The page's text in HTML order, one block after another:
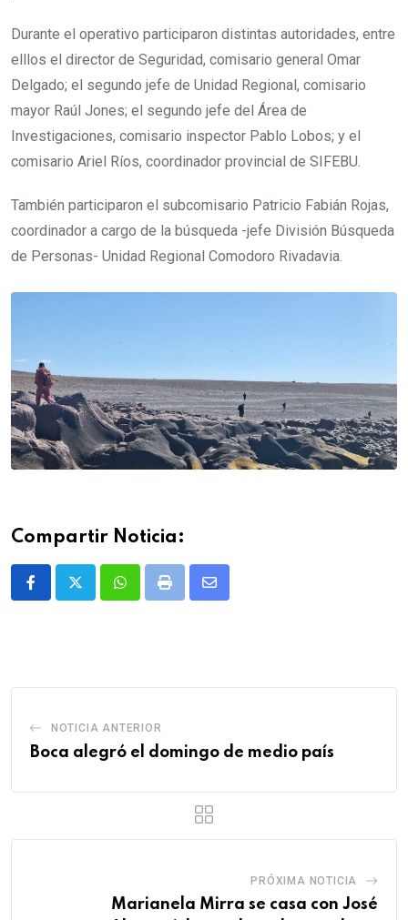
Durante el operativo participaron distintas autoridades, entre
elllos el director de Seguridad, comisario general Omar
Delgado; el segundo jefe de Unidad Regional, comisario
mayor Raúl Jones; el segundo jefe del Área de
Investigaciones, comisario inspector Pablo Lobos; y el
comisario Ariel Ríos, coordinador provincial de SIFEBU.
También participaron el subcomisario Patricio Fabián Rojas,
coordinador a cargo de la búsqueda -jefe División Búsqueda
de Personas- Unidad Regional Comodoro Rivadavia.
Compartir Noticia:
WhatsappPrint
Share
NOTICIA ANTERIOR
Boca alegró el domingo de medio país
PRÓXIMA NOTICIA
Marianela Mirra se casa con José